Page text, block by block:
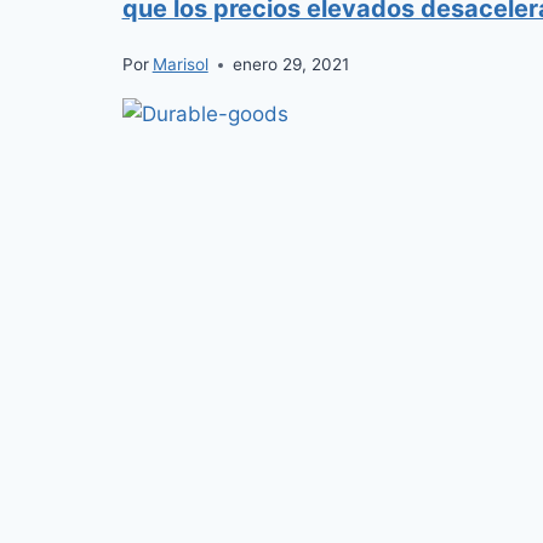
que los precios elevados
Por Marisol enero 29, 2021